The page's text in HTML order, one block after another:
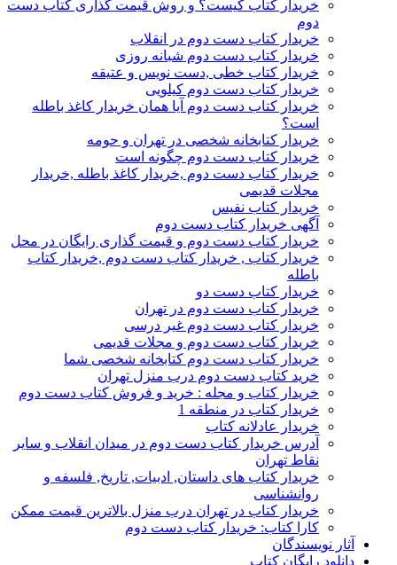
خریدار کتاب کیست؟ و روش قیمت گذاری کتاب دست
دوم
خریدار کتاب دست دوم در انقلاب
خریدار کتاب دست دوم شبانه روزی
خریدار کتاب خطی ,دست نویس و عتیقه
خریدار کتاب دست دوم کیلویی
خریدار کتاب دست دوم آیا همان خریدار کاغذ باطله
است؟
خریدار کتابخانه شخصی در تهران و حومه
خریدار کتاب دست دوم چگونه است
خریدار کتاب دست دوم ,خریدار کاغذ باطله ,خریدار
مجلات قدیمی
خریدار کتاب نفیس
آگهی خریدار کتاب دست دوم
خریدار کتاب دست دوم و قیمت گذاری رایگان در محل
خریدار کتاب , خریدار کتاب دست دوم ,خریدار کتاب
باطله
خریدار کتاب دست دو
خریدار کتاب دست دوم در تهران
خریدار کتاب دست دوم غیر درسی
خریدار کتاب دست دوم و مجلات قدیمی
خریدار کتاب دست دوم کتابخانه شخصی شما
خرید کتاب دست دوم درب منزل تهران
خریدار کتاب و مجله : خرید و فروش کتاب دست دوم
خریدار کتاب در منطقه 1
خریدار عادلانه کتاب
آدرس خریدار کتاب دست دوم در میدان انقلاب و سایر
نقاط تهران
خریدار کتاب های داستان, ادبیات, تاریخ, فلسفه و
روانشناسی
خریدار کتاب در تهران درب منزل بالاترین قیمت ممکن
کارا کتاب: خریدار کتاب دست دوم
آثار نویسندگان
دانلود رایگان کتاب